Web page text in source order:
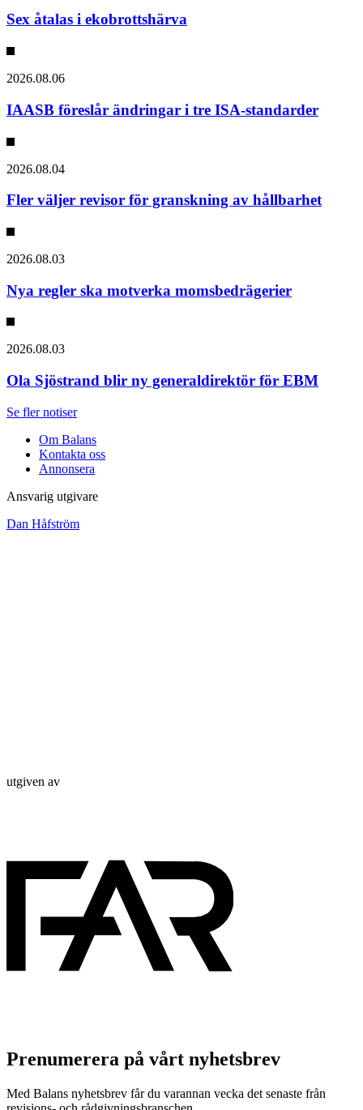
Sex åtalas i ekobrottshärva
2026.08.06
IAASB föreslår ändringar i tre ISA-standarder
2026.08.04
Fler väljer revisor för granskning av hållbarhet
2026.08.03
Nya regler ska motverka momsbedrägerier
2026.08.03
Ola Sjöstrand blir ny generaldirektör för EBM
Se fler notiser
Om Balans
Kontakta oss
Annonsera
Ansvarig utgivare
Dan Håfström
utgiven av
Prenumerera på vårt nyhetsbrev
Med Balans nyhetsbrev får du varannan vecka det senaste från